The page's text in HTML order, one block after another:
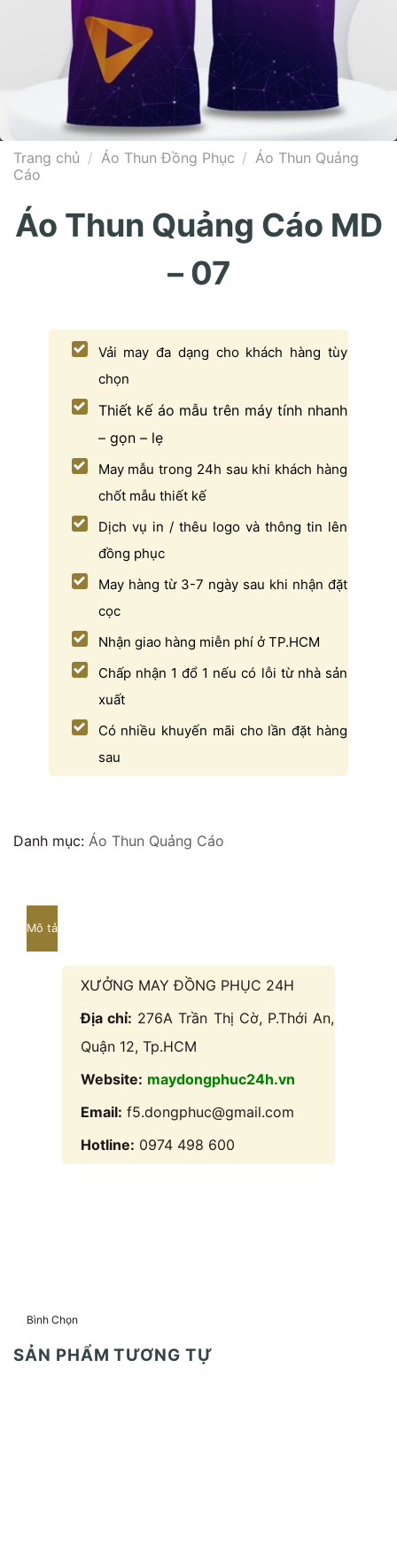
Trang chủ / Áo Thun Đồng Phục / Áo Thun Quảng
Cáo
Áo Thun Quảng Cáo MD
– 07
Vải may đa dạng cho khách hàng tùy
chọn
Thiết kế áo mẫu trên máy tính nhanh
– gọn – lẹ
May mẫu trong 24h sau khi khách hàng
chốt mẫu thiết kế
Dịch vụ in / thêu logo và thông tin lên
đồng phục
May hàng từ 3-7 ngày sau khi nhận đặt
cọc
Nhận giao hàng miễn phí ở TP.HCM
Chấp nhận 1 đổ 1 nếu có lỗi từ nhà sản
xuất
Có nhiều khuyến mãi cho lần đặt hàng
sau
Danh mục: Áo Thun Quảng Cáo
Mô tả
XƯỞNG MAY ĐỒNG PHỤC 24H
Địa chỉ: 276A Trần Thị Cờ, P.Thới An,
Quận 12, Tp.HCM
Website: maydongphuc24h.vn
Email: f5.dongphuc@gmail.com
Hotline: 0974 498 600
Bình Chọn
SẢN PHẨM TƯƠNG TỰ